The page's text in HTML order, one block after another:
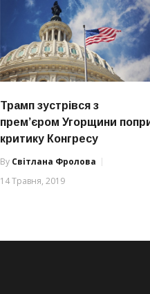
Трамп зустрівся з
прем’єром Угорщини
критику Конгресу
By Світлана Фролова
14 Травня, 2019